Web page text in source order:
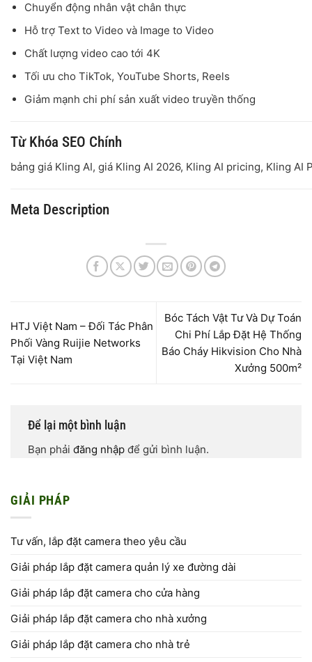
Chuyển động nhân vật chân thực
Hỗ trợ Text to Video và Image to Video
Chất lượng video cao tới 4K
Tối ưu cho TikTok, YouTube Shorts, Reels
Giảm mạnh chi phí sản xuất video truyền thống
Từ Khóa SEO Chính
bảng giá Kling AI, giá Kling AI 2026, Kling AI pricing, Kling
Meta Description
HTJ Việt Nam – Đối Tác Phân
Phối Vàng Ruijie Networks
Tại Việt Nam
Bóc Tách Vật Tư Và Dự Toán
Chi Phí Lắp Đặt Hệ Thống
Báo Cháy Hikvision Cho Nhà
Xưởng 500m²
Để lại một bình luận
Bạn phải đăng nhập để gửi bình luận.
GIẢI PHÁP
Tư vấn, lắp đặt camera theo yêu cầu
Giải pháp lắp đặt camera quản lý xe đường dài
Giải pháp lắp đặt camera cho cửa hàng
Giải pháp lắp đặt camera cho nhà xưởng
Giải pháp lắp đặt camera cho nhà trẻ